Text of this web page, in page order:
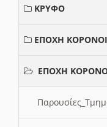
ΚΡΥΦΟ
ΕΠΟΧΗ
ΕΠΟΧΗ